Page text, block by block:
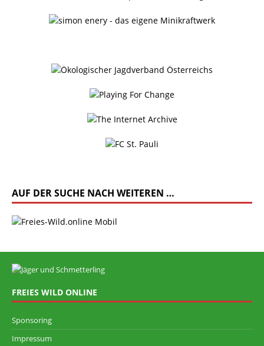
AUF DER SUCHE NACH WEITEREN …
FREIES WILD ONLINE
Sponsoring
Impressum